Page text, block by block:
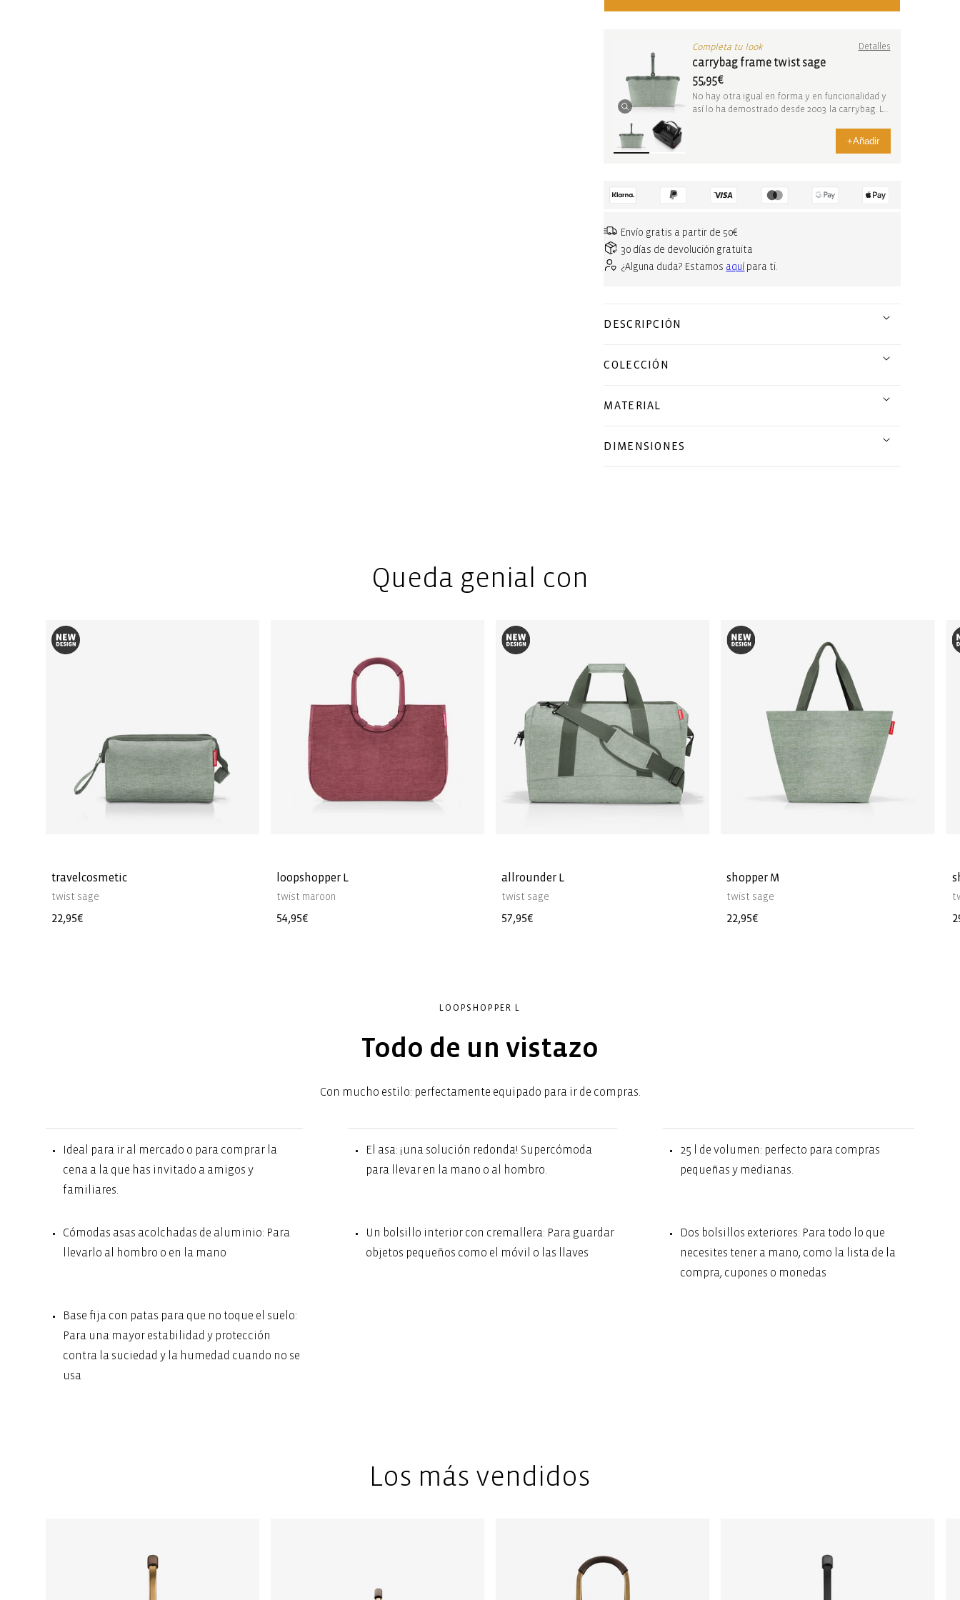
Completa tu look Detalles
carrybag frame twist sage
55,95€
No hay otra igual en forma y en funcionalidad y
así lo ha demostrado desde 2003 la carrybag. La
+Añadir
Envío gratis a partir de 50€
30 días de devolución gratuita
¿Alguna duda? Estamos aquí para ti.
DESCRIPCIÓN
COLECCIÓN
MATERIAL
DIMENSIONES
Queda genial con
travelcosmetic
twist sage
Precio
22,95€
loopshopper L
twist maroon
Precio
54,95€
allrounder L
twist sage
Precio
57,95€
shopper M
twist sage
Precio
22,95€
LOOPSHOPPER L
Todo de un vistazo
Con mucho estilo: perfectamente equipado para ir de compras.
Ideal para ir al mercado o para comprar la
cena a la que has invitado a amigos y
familiares.
El asa: ¡una solución redonda! Supercómoda
para llevar en la mano o al hombro.
25 l de volumen: perfecto para compras
pequeñas y medianas.
Cómodas asas acolchadas de aluminio: Para
llevarlo al hombro o en la mano
Un bolsillo interior con cremallera: Para guardar
objetos pequeños como el móvil o las llaves
Dos bolsillos exteriores: Para todo lo que
necesites tener a mano, como la lista de la
compra, cupones o monedas
Base fija con patas para que no toque el suelo:
Para una mayor estabilidad y protección
contra la suciedad y la humedad cuando no se
usa
Los más vendidos